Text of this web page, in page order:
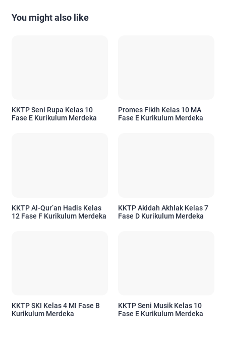
You might also like
KKTP Seni Rupa Kelas 10
Fase E Kurikulum Merdeka
Promes Fikih Kelas 10 MA
Fase E Kurikulum Merdeka
KKTP Al-Qur’an Hadis Kelas
12 Fase F Kurikulum Merdeka
KKTP Akidah Akhlak Kelas 7
Fase D Kurikulum Merdeka
KKTP SKI Kelas 4 MI Fase B
Kurikulum Merdeka
KKTP Seni Musik Kelas 10
Fase E Kurikulum Merdeka